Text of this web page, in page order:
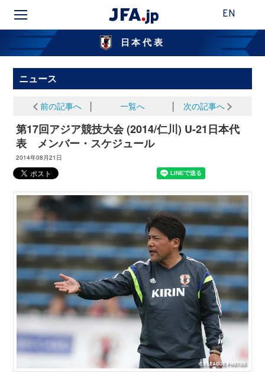
EN
日本代表
ニュース
前の記事へ 一覧へ 次の記事へ
第17回アジア競技大会 (2014/仁川) U-21日本代
表 メンバー・スケジュール
2014年08月21日